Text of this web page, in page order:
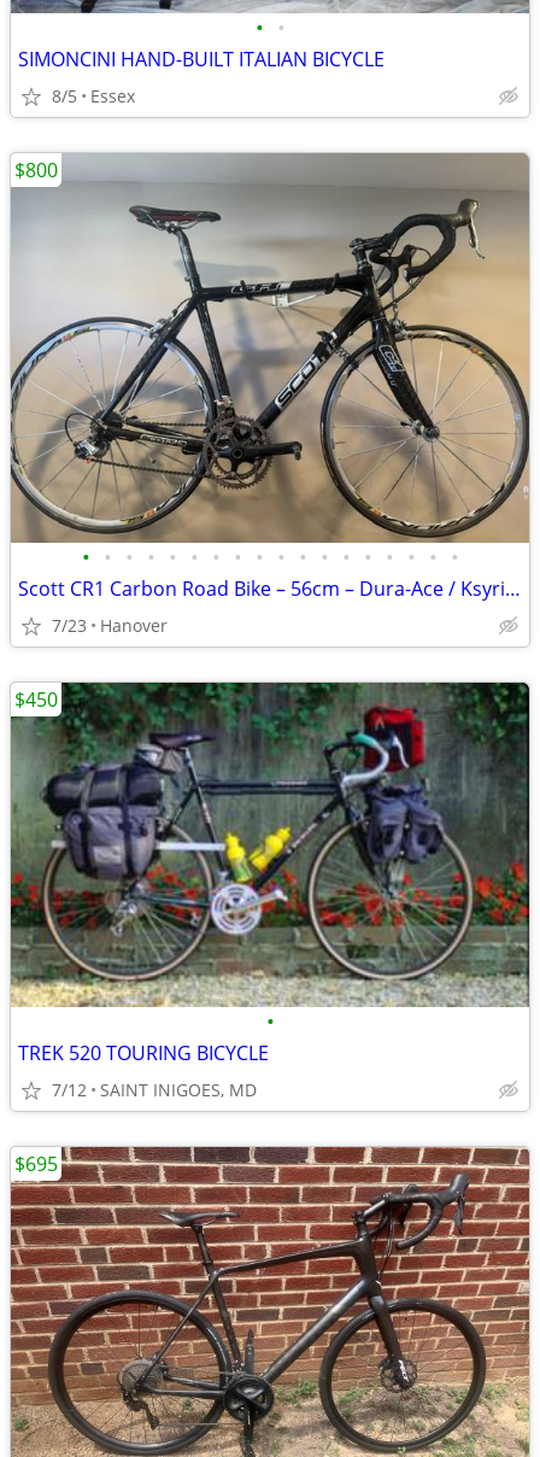
• •
SIMONCINI HAND-BUILT ITALIAN BICYCLE
8/5 Essex
• • • • • • • • • • • • • • • • • •
Scott CR1 Carbon Road Bike – 56cm – Dura-Ace / Ksyrium SL – Excep
7/23 Hanover
$800
•
TREK 520 TOURING BICYCLE
7/12 SAINT INIGOES, MD
$450
$695